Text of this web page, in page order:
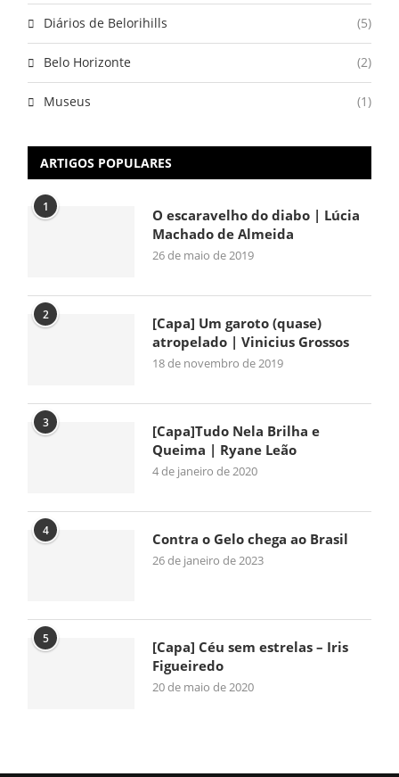
Diários de Belorihills (5)
Belo Horizonte (2)
Museus (1)
ARTIGOS POPULARES
1
O escaravelho do diabo | Lúcia
Machado de Almeida
26 de maio de 2019
2
[Capa] Um garoto (quase)
atropelado | Vinicius Grossos
18 de novembro de 2019
3
[Capa]Tudo Nela Brilha e
Queima | Ryane Leão
4 de janeiro de 2020
4 Contra o Gelo chega ao Brasil
26 de janeiro de 2023
5
[Capa] Céu sem estrelas – Iris
Figueiredo
20 de maio de 2020